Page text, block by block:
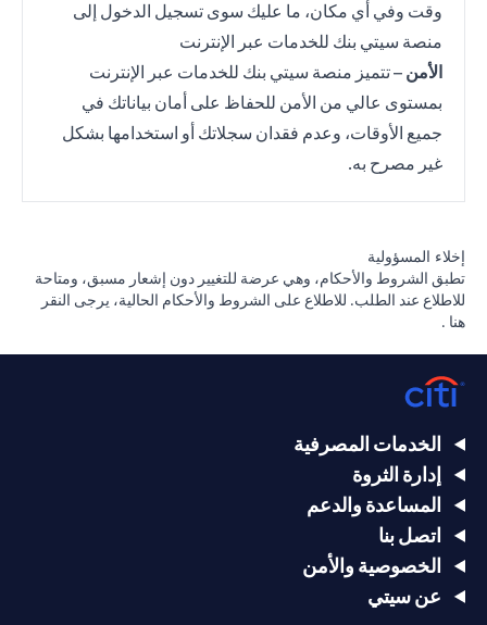
وقت وفي أي مكان، ما عليك سوى تسجيل الدخول إلى
منصة سيتي بنك للخدمات عبر الإنترنت
الأمن – تتميز منصة سيتي بنك للخدمات عبر الإنترنت
بمستوى عالي من الأمن للحفاظ على أمان بياناتك في
جميع الأوقات، وعدم فقدان سجلاتك أو استخدامها بشكل
غير مصرح به.
إخلاء المسؤولية
تطبق الشروط والأحكام، وهي عرضة للتغيير دون إشعار مسبق، ومتاحة
للاطلاع عند الطلب. للاطلاع على الشروط والأحكام الحالية، يرجى النقر
هنا .
الخدمات المصرفية
إدارة الثروة
المساعدة والدعم
اتصل بنا
الخصوصية والأمن
عن سيتي